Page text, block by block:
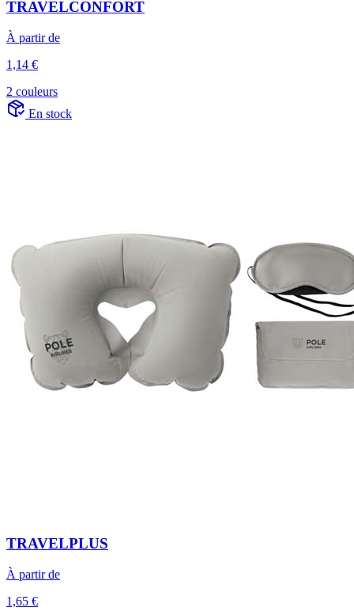
TRAVELCONFORT
À partir de
1,14 €
2 couleurs
En stock
TRAVELPLUS
À partir de
1,65 €